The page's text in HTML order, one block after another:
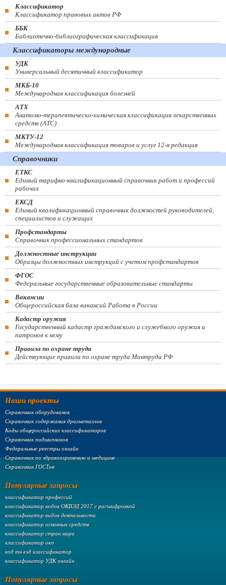
Классификатор
Классификатор правовых актов РФ
ББК
Библиотечно-библиографическая классификация
Классификаторы международные
УДК
Универсальный десятичный классификатор
МКБ-10
Международная классификация болезней
АТХ
Анатомо-терапевтическо-химическая классификация лекарственных
средств (ATC)
МКТУ-12
Международная классификация товаров и услуг 12-я редакция
Справочники
ЕТКС
Единый тарифно-квалификационный справочник работ и профессий
рабочих
ЕКСД
Единый квалификационный справочник должностей руководителей,
специалистов и служащих
Профстандарты
Справочник профессиональных стандартов
Должностные инструкции
Образцы должностных инструкций с учетом профстандартов
ФГОС
Федеральные государственные образовательные стандарты
Вакансии
Общероссийская база вакансий Работа в России
Кадастр оружия
Государственный кадастр гражданского и служебного оружия и
патронов к нему
Правила по охране труда
Действующие правила по охране труда Минтруда РФ
Наши проекты
Справочник оборудования
Справочник содержания драгметаллов
Коды общероссийских классификаторов
Справочник подшипников
Федеральные реестры онлайн
Справочник по здравоохранению и медицине
Справочник ГОСТов
Популярные запросы
классификатор профессий
классификатор кодов ОКВЭД 2017 с расшифровкой
классификатор видов деятельности
классификатор основных средств
классификатор стран мира
классификатор окп
код тн вэд классификатор
классификатор УДК онлайн
Популярные запросы